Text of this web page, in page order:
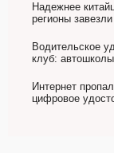
Надежнее
регионы
Водительское
клуб:
Интернет
цифровое